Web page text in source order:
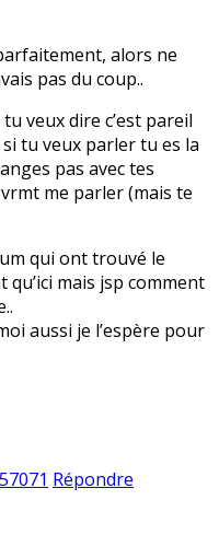
alors ne
pas du coup..
veux dire c’est pareil
tu veux parler tu es la
pas avec tes
me parler (mais te
qui ont trouvé le
mais jsp comment
aussi je l’espère pour
Répondre